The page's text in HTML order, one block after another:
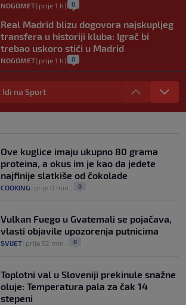
NOGOMET| prije 1 h | 0
Real Madrid blizu dogovora najskupljeg
transfera u historiji kluba: Igrač bi
trebao uskoro stići u Madrid
NOGOMET| prije 1 h | 0
Lara Gut-Behrami završila karijeru:
Jedna od najvećih skijašica svih
0
planova: Otkriveno šta je ponudio
Marokancima za podršku
NOGOMET |prije 2 h| 0
Idi na Sport
Ove kuglice imaju ukupno 80 grama
proteina, a okus im je kao da jedete
najfinije slatkiše od čokolade
COOKING prije 0 min. 0
Vulkan Fuego u Gvatemali se pojačava,
vlasti objavile upozorenja putnicima
SVIJET prije 52 min. 0
Toplotni val u Sloveniji prekinule snažne
oluje: Temperatura pala za čak 14
stepeni